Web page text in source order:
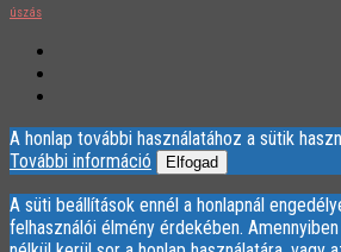
úszás
A honlap további használatához a sütik
További információ
Elfogad
A süti beállítások ennél a honlapnál
felhasználói élmény érdekében.